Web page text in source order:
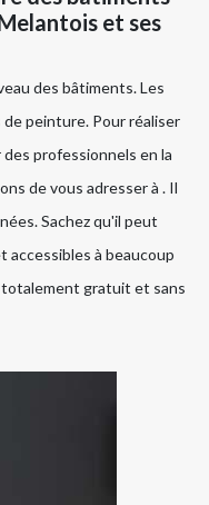
et ses
des bâtiments. Les
peinture. Pour réaliser
professionnels en la
de vous adresser à . Il
Sachez qu'il peut
accessibles à beaucoup
totalement gratuit et sans